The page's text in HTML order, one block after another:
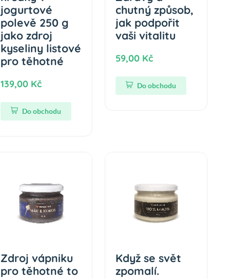
jogurtové
polevě 250 g
jako zdroj
kyseliny listové
pro těhotné
139,00 Kč
Do obchodu
chutný způsob,
jak podpořit
vaši vitalitu
59,00 Kč
Do obchodu
Zdroj vápniku
pro těhotné to
Když se svět
zpomalí.